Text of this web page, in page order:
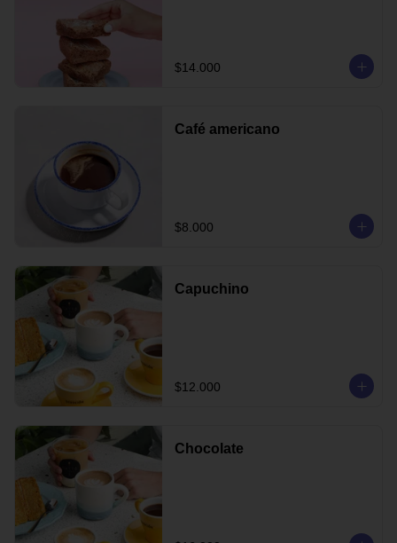
$14.000
Café americano
$8.000
Capuchino
$12.000
Chocolate